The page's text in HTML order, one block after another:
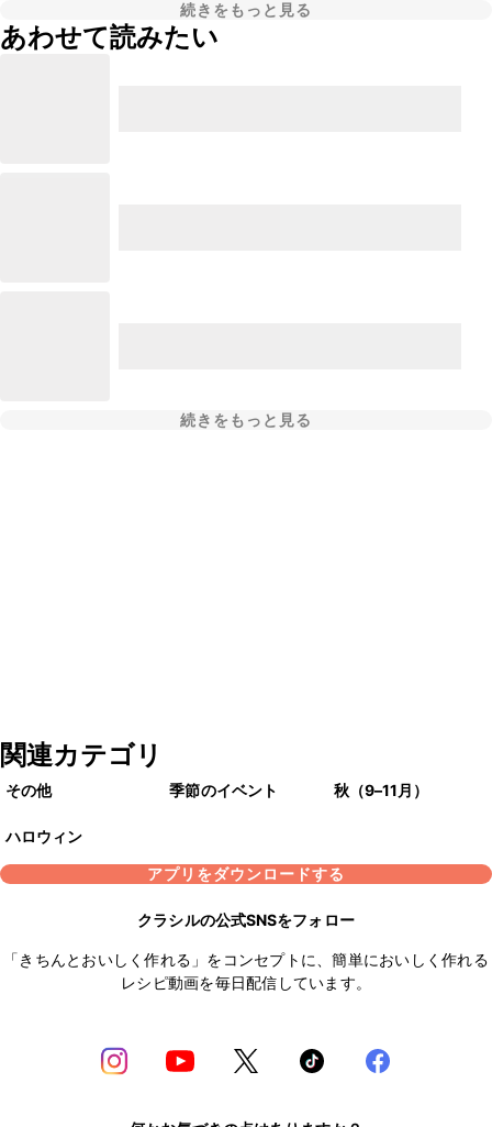
続きをもっと見る
あわせて読みたい
続きをもっと見る
関連カテゴリ
その他 季節のイベント 秋（9–11月）
ハロウィン
アプリをダウンロードする
クラシルの公式SNSをフォロー
「きちんとおいしく作れる」をコンセプトに、簡単においしく作れる
レシピ動画を毎日配信しています。